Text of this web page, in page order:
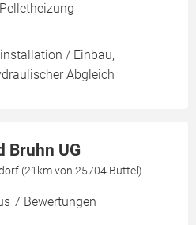
/ Einbau,
Abgleich
Bruhn UG
(21km von 25704 Büttel)
7 Bewertungen